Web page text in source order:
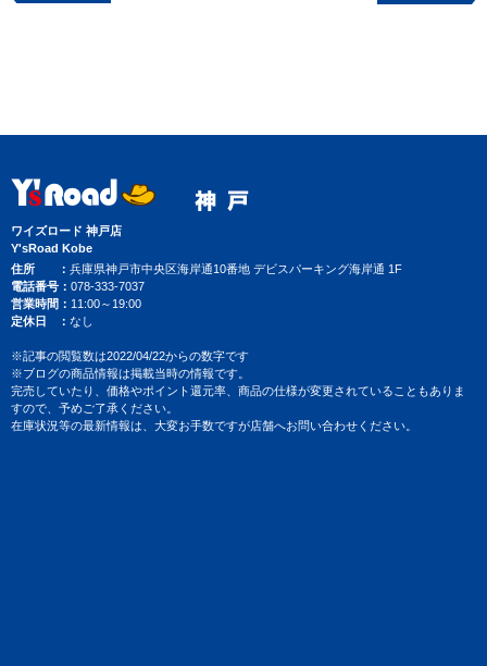
ワイズロード 神戸店
Y'sRoad Kobe
住所
兵庫県神戸市中央区海岸通10番地 デビスパーキング海岸通 1F
電話番号
078-333-7037
営業時間
11:00～19:00
定休日
なし
※記事の閲覧数は2022/04/22からの数字です
※ブログの商品情報は掲載当時の情報です。
完売していたり、価格やポイント還元率、商品の仕様が変更されていることもありま
すので、予めご了承ください。
在庫状況等の最新情報は、大変お手数ですが店舗へお問い合わせください。